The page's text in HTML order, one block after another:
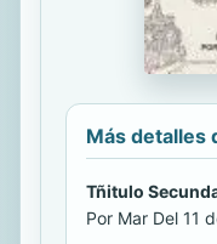
Más detalles
Tñitulo
Por Mar Del 11